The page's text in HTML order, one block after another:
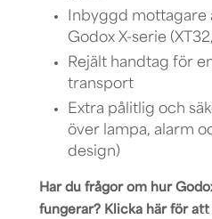
Inbyggd mottagare
Godox X-serie (XT32,
Rejält handtag för
transport
Extra pålitlig och
över lampa, alarm
design)
Har du frågor om hur
fungerar? Klicka här för att